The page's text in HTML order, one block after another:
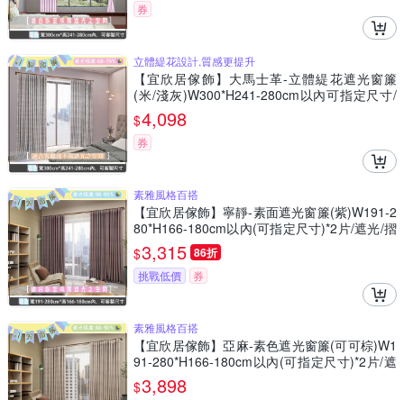
券
立體緹花設計,質感更提升
【宜欣居傢飾】大馬士革-立體緹花遮光窗簾
(米/淺灰)W300*H241-280cm以內可指定尺寸/
遮光/摺景/落地/窗簾/台灣製MIT
$4,098
券
素雅風格百搭
【宜欣居傢飾】寧靜-素面遮光窗簾(紫)W191-2
80*H166-180cm以內(可指定尺寸)*2片/遮光/摺
景/半腰/窗簾/台灣製MIT
$3,315 86折
挑戰低價 券
素雅風格百搭
【宜欣居傢飾】亞麻-素色遮光窗簾(可可棕)W1
91-280*H166-180cm以內(可指定尺寸)*2片/遮
光/摺景/半腰/窗簾/台灣製MIT
$3,898